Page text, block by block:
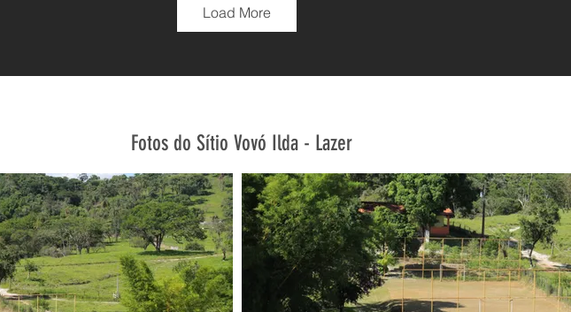
Load More
Fotos do Sítio Vovó Ilda - Lazer